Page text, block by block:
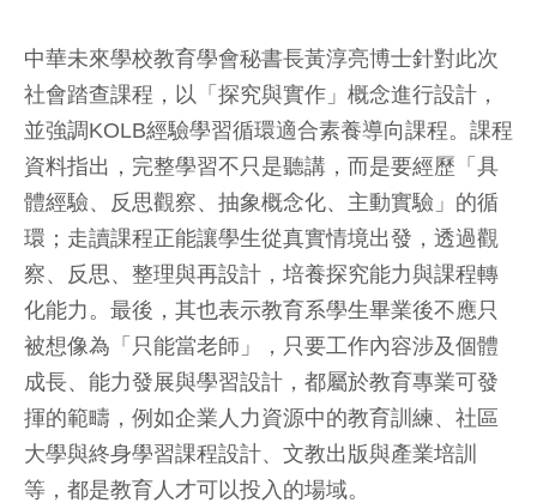
中華未來學校教育學會秘書長黃淳亮博士針對此次
社會踏查課程，以「探究與實作」概念進行設計，
並強調KOLB經驗學習循環適合素養導向課程。課程
資料指出，完整學習不只是聽講，而是要經歷「具
體經驗、反思觀察、抽象概念化、主動實驗」的循
環；走讀課程正能讓學生從真實情境出發，透過觀
察、反思、整理與再設計，培養探究能力與課程轉
化能力。最後，其也表示教育系學生畢業後不應只
被想像為「只能當老師」，只要工作內容涉及個體
成長、能力發展與學習設計，都屬於教育專業可發
揮的範疇，例如企業人力資源中的教育訓練、社區
大學與終身學習課程設計、文教出版與產業培訓
等，都是教育人才可以投入的場域。